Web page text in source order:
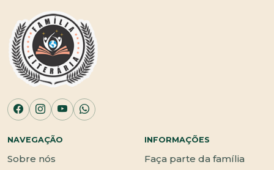
NAVEGAÇÃO
Sobre nós
INFORMAÇÕES
Faça parte da família